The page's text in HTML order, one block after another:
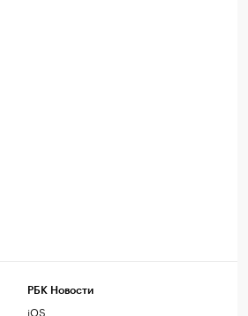
РБК Новости
iOS